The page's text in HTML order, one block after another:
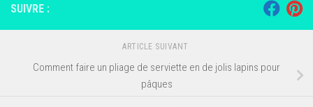
SUIVRE :
ARTICLE SUIVANT
Comment faire un pliage de serviette en de jolis lapins pour
pâques